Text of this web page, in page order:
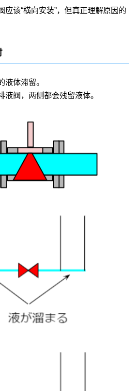
应该“横向安装”，但真正理解原因的
液体滞留。
液阀，两侧都会残留液体。